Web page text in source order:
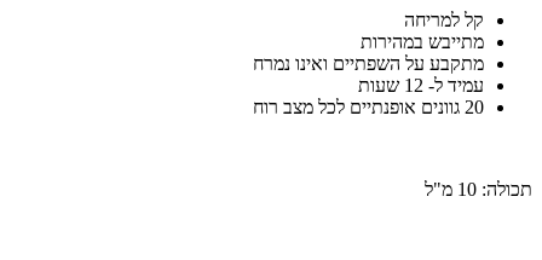
קל למריחה
מתייבש במהירות
מתקבע על השפתיים ואינו נמרח
עמיד ל- 12 שעות
20 גוונים אופנתיים לכל מצב רוח
תכולה: 10 מ"ל